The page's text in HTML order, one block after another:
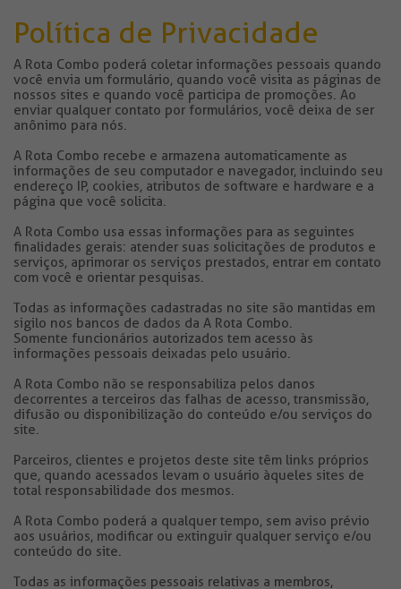
Política de Privacidade
A Rota Combo poderá coletar informações pessoais quando
você envia um formulário, quando você visita as páginas de
nossos sites e quando você participa de promoções. Ao
enviar qualquer contato por formulários, você deixa de ser
anônimo para nós.
A Rota Combo recebe e armazena automaticamente as
informações de seu computador e navegador, incluindo seu
endereço IP, cookies, atributos de software e hardware e a
página que você solicita.
A Rota Combo usa essas informações para as seguintes
finalidades gerais: atender suas solicitações de produtos e
serviços, aprimorar os serviços prestados, entrar em contato
com você e orientar pesquisas.
Todas as informações cadastradas no site são mantidas em
sigilo nos bancos de dados da A Rota Combo.
Somente funcionários autorizados tem acesso às
informações pessoais deixadas pelo usuário.
A Rota Combo não se responsabiliza pelos danos
decorrentes a terceiros das falhas de acesso, transmissão,
difusão ou disponibilização do conteúdo e/ou serviços do
site.
Parceiros, clientes e projetos deste site têm links próprios
que, quando acessados levam o usuário àqueles sites de
total responsabilidade dos mesmos.
A Rota Combo poderá a qualquer tempo, sem aviso prévio
aos usuários, modificar ou extinguir qualquer serviço e/ou
conteúdo do site.
Todas as informações pessoais relativas a membros,